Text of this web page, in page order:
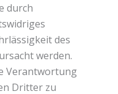
durch
des
werden.
Verantwortung
Dritter zu